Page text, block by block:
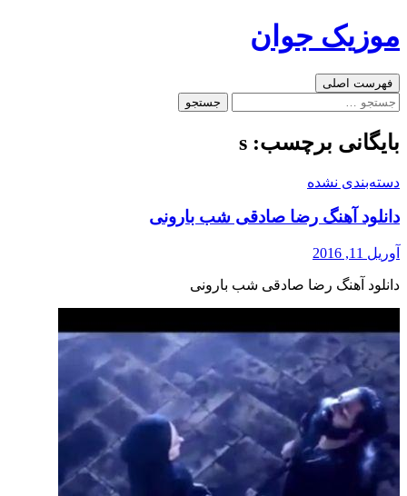
به
موزیک جوان
جست‌وجو
فهرست اصلی
جستجو
بایگانی برچسب: s
دسته‌بندی نشده
دانلود آهنگ رضا صادقی شب بارونی
آوریل 11, 2016
دانلود آهنگ رضا صادقی شب بارونی